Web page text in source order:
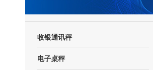
收银通讯秤
电子桌秤